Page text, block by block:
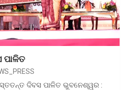
ପାଳିତ
ଦିବସ ପାଳିତ ଭୁବନେଶ୍ୱର :